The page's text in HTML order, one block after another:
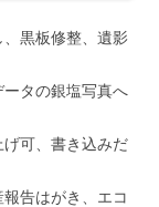
黒板修整、遺影
ータの銀塩写真へ
可、書き込みだ
告はがき、エコ